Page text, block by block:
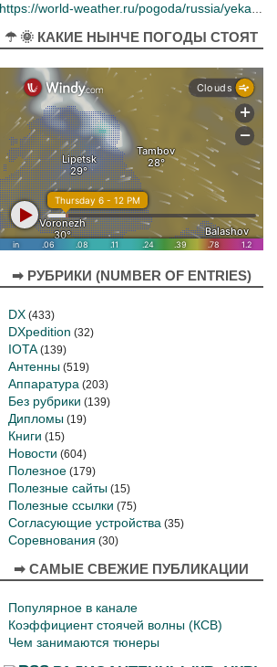
https://world-weather.ru/pogoda/russia/yekaterinburg/
☂ 🌞 КАКИЕ НЫНЧЕ ПОГОДЫ СТОЯТ
➡ РУБРИКИ (NUMBER OF ENTRIES)
DX (433)
DXpedition (32)
IOTA(139)
Антенны (519)
Аппаратура (203)
Без рубрики (139)
Дипломы (19)
Книги (15)
Новости (604)
Полезное (179)
Полезные сайты (15)
Полезные ссылки (75)
Согласующие устройства (35)
Соревнования (30)
➡ САМЫЕ СВЕЖИЕ ПУБЛИКАЦИИ
Популярное в канале
Коэффициент стоячей волны (КСВ)
Чем занимаются тюнеры